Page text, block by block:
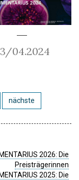
04.2024
nächste
2026: Die
Preisträgerinnen
2025: Die